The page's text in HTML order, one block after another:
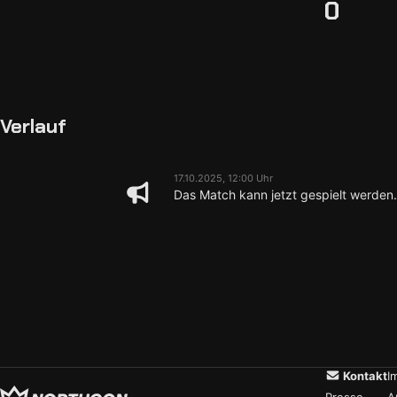
0
Verlauf
17.10.2025, 12:00 Uhr
Das Match kann jetzt gespielt werden.
Kontakt